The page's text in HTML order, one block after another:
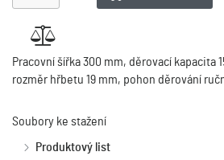
Pracovní šířka 300 mm, děrovací kapacita
rozměr hřbetu 19 mm, pohon děrování
Soubory ke stažení
Produktový list